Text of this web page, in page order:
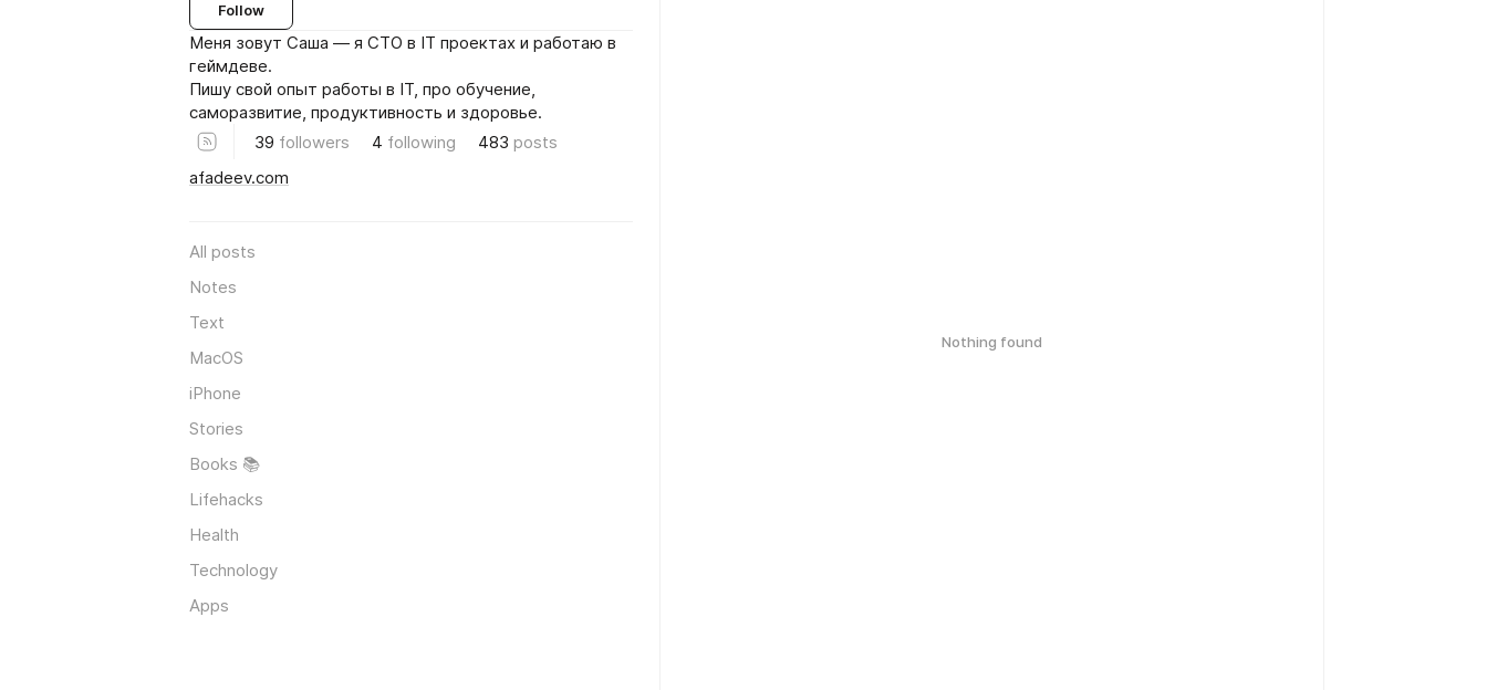
Follow
Меня зовут Саша — я CTO в IT проектах и работаю в
геймдеве.
Пишу свой опыт работы в IT, про обучение,
саморазвитие, продуктивность и здоровье.
39 followers 4 following 483 posts
afadeev.com
All posts
Notes
Text
MacOS
iPhone
Stories
Books 📚
Lifehacks
Health
Technology
Apps
Nothing found